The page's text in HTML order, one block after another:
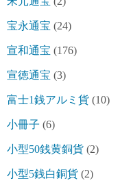
宝永通宝 (24)
宣和通宝 (176)
宣徳通宝 (3)
富士1銭アルミ貨 (10)
小冊子 (6)
小型50銭黄銅貨 (2)
小型5銭白銅貨 (2)